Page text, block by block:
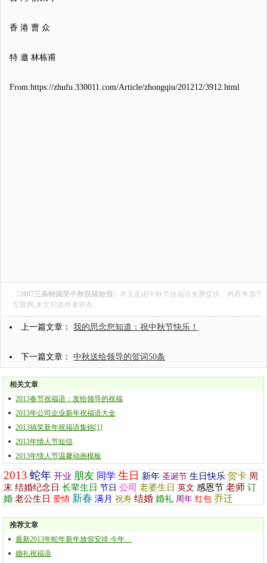
香 港 曹 众
特 邀 林栋甫
From:https://zhufu.330011.com/Article/zhongqiu/201212/3912.html
《2007三条特搞笑中秋祝福短信》本文是由中秋节祝福语免费提供，内容来源于
互联网,本文归原作者所有。
上一篇文章： 我的思念您知道：祝中秋节快乐！
下一篇文章： 中秋送给领导的贺词50条
相关文章
2013春节祝福语：发给领导的祝福
2013年公司企业新年祝福语大全
2013搞笑新年祝福语集锦[1]
2013年情人节短信
2013年情人节温馨动画模板
2013 蛇年 开业 朋友 同学 生日 新年 圣诞节 生日快乐 贺卡 周
末 结婚纪念日 长辈生日 节日 公司 老婆生日 英文 感恩节 老师 订
婚 老公生日 爱情 新春 满月 祝寿 结婚 婚礼 周年 红包 乔迁
推荐文章
最新2013年蛇年新年放假安排:今年…
婚礼祝福语